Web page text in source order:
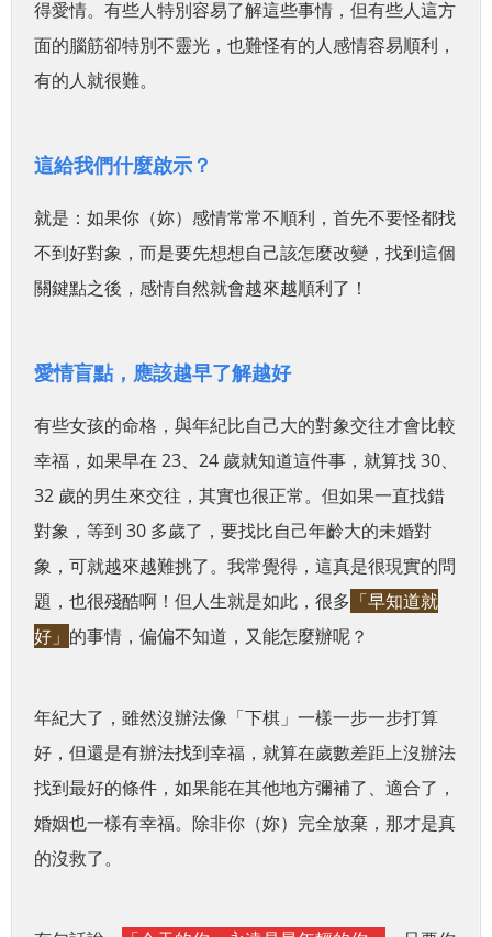
得愛情。 有些人特別容易了解這些事情，但有些人這方
面的腦筋卻特別不靈光，也難怪有的人感情容易順利，
有的人就很難。
這給我們什麼啟示？
就是：如果你（妳）感情常常不順利，首先不要怪都找
不到好對象，而是要先想想自己該怎麼改變，找到這個
關鍵點之後，感情自然就會越來越順利了！
愛情盲點，應該越早了解越好
有些女孩的命格，與年紀比自己大的對象交往才會比較
幸福，如果早在 23、24 歲就知道這件事，就算找 30、
32 歲的男生來交往，其實也很正常。但如果一直找錯
對象，等到 30 多歲了，要找比自己年齡大的未婚對
象，可就越來越難挑了。 我常覺得，這真是很現實的問
題，也很殘酷啊！但人生就是如此，很多 「早知道就
好」 的事情，偏偏不知道，又能怎麼辦呢？
年紀大了，雖然沒辦法像「下棋」一樣一步一步打算
好， 但還是有辦法找到幸福，就算在歲數差距上沒辦法
找到最好的條件，如果能在其他地方彌補了、適合了，
婚姻也一樣有幸福。 除非你（妳）完全放棄，那才是真
的沒救了。